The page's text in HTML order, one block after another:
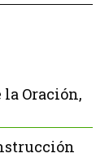
la Oración,